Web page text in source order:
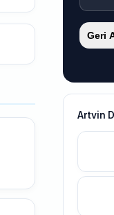
Geri
Artvin